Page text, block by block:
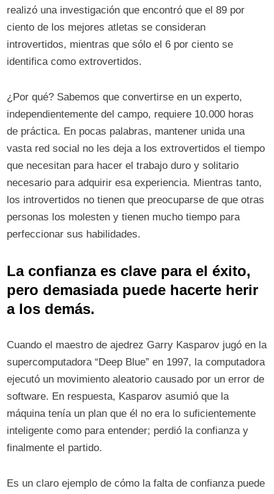
realizó una investigación que encontró que el 89 por
ciento de los mejores atletas se consideran
introvertidos, mientras que sólo el 6 por ciento se
identifica como extrovertidos.
¿Por qué? Sabemos que convertirse en un experto,
independientemente del campo, requiere 10.000 horas
de práctica. En pocas palabras, mantener unida una
vasta red social no les deja a los extrovertidos el tiempo
que necesitan para hacer el trabajo duro y solitario
necesario para adquirir esa experiencia. Mientras tanto,
los introvertidos no tienen que preocuparse de que otras
personas los molesten y tienen mucho tiempo para
perfeccionar sus habilidades.
La confianza es clave para el éxito,
pero demasiada puede hacerte herir
a los demás.
Cuando el maestro de ajedrez Garry Kasparov jugó en la
supercomputadora “Deep Blue” en 1997, la computadora
ejecutó un movimiento aleatorio causado por un error de
software. En respuesta, Kasparov asumió que la
máquina tenía un plan que él no era lo suficientemente
inteligente como para entender; perdió la confianza y
finalmente el partido.
Es un claro ejemplo de cómo la falta de confianza puede